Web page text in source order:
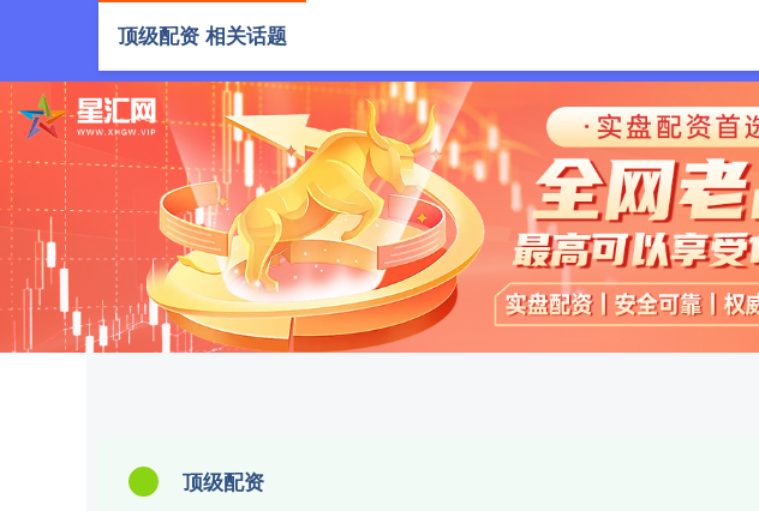
顶级配资
顶级配资 相关话题